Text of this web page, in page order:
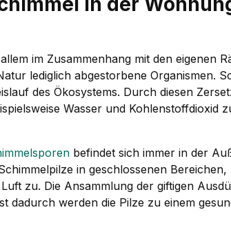
im Zusammenhang mit den eigenen
lediglich abgestorbene Organismen.
des Ökosystems. Durch diesen
Wasser und Kohlenstoffdioxid
befindet sich immer in der
in geschlossenen
zu. Die Ansammlung der giftigen
dadurch werden die Pilze zu einem